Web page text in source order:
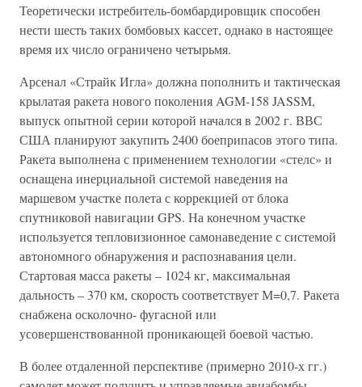
Теоретически истребитель-бомбардировщик способен
нести шесть таких бомбовых кассет, однако в настоящее
время их число ограничено четырьмя.
Арсенал «Страйк Игла» должна пополнить и тактическая
крылатая ракета нового поколения AGM-158 JASSM,
выпуск опытной серии которой начался в 2002 г. ВВС
США планируют закупить 2400 боеприпасов этого типа.
Ракета выполнена с применением технологии «стелс» и
оснащена инерциальной системой наведения на
маршевом участке полета с коррекцией от блока
спутниковой навигации GPS. На конечном участке
используется тепловизионное самонаведение с системой
автономного обнаружения и распознавания цели.
Стартовая масса ракеты – 1024 кг, максимальная
дальность – 370 км, скорость соответствует М=0,7. Ракета
снабжена осколочно- фугасной или
усовершенствованной проникающей боевой частью.
В более отдаленной перспективе (примерно 2010-х гг.)